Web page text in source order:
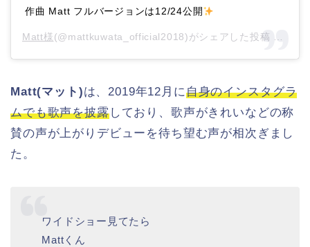
作曲 Matt フルバージョンは12/24公開
Matt様(@mattkuwata_official2018)がシェアした投稿 –
Matt(マット)は、2019年12月に自身のインスタグラ
ムでも歌声を披露しており、歌声がきれいなどの称
賛の声が上がりデビューを待ち望む声が相次ぎまし
た。
ワイドショー見てたら
Mattくん